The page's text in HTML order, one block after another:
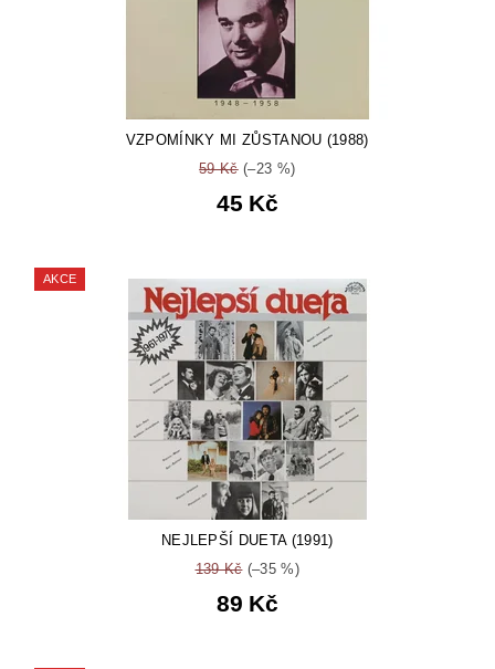
VZPOMÍNKY MI ZŮSTANOU (1988)
59 Kč(–23 %)
45 Kč
AKCE
NEJLEPŠÍ DUETA (1991)
139 Kč(–35 %)
89 Kč